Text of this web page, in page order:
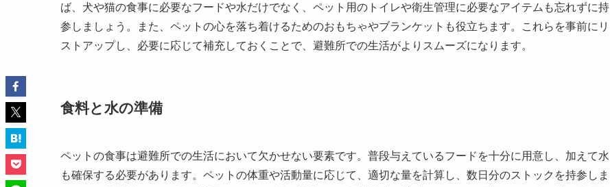
ば、犬や猫の食事に必要なフードや水だけでなく、ペット用のトイレや衛生管理に必要なアイテムも忘れずに持
参しましょう。また、ペットの心を落ち着けるためのおもちゃやブランケットも役立ちます。これらを事前にリ
ストアップし、必要に応じて補充しておくことで、避難所での生活がよりスムーズになります。
食料と水の準備
ペットの食事は避難所での生活において欠かせない要素です。普段与えているフードを十分に用意し、加えて水
も確保する必要があります。ペットの体重や活動量に応じて、適切な量を計算し、数日分のストックを持参しま